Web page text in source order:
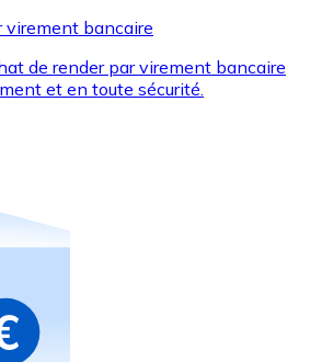
Visa et Mastercard pour acheter
cartes-cadeaux de vos marques
de cartes-cadeaux
virement bancaire
de render par virement bancaire
et en toute sécurité.